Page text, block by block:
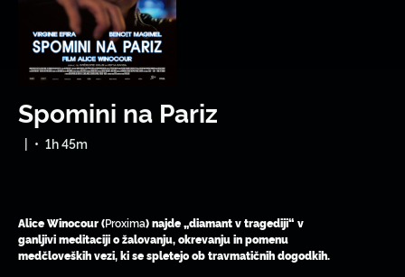
Spomini na Pariz
| • 1h 45m
Alice Winocour (Proxima) najde „diamant v tragediji“ v
ganljivi meditaciji o žalovanju, okrevanju in pomenu
medčloveških vezi, ki se spletejo ob travmatičnih dogodkih.